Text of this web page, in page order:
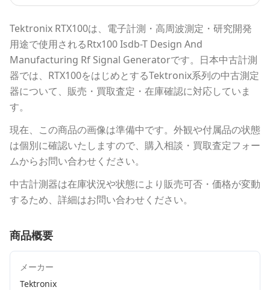
Tektronix RTX100は、電子計測・高周波測定・研究開発
用途で使用されるRtx100 Isdb-T Design And
Manufacturing Rf Signal Generatorです。 日本中古計測
器では、 RTX100をはじめとするTektronix系列の中古測定
器について、販売・買取査定・在庫確認に対応していま
す。
現在、この商品の画像は準備中です。外観や付属品の状態
は個別に確認いたしますので、購入相談・買取査定フォー
ムからお問い合わせください。
中古計測器は在庫状況や状態により販売可否・価格が変動
するため、詳細はお問い合わせください。
商品概要
メーカー
Tektronix